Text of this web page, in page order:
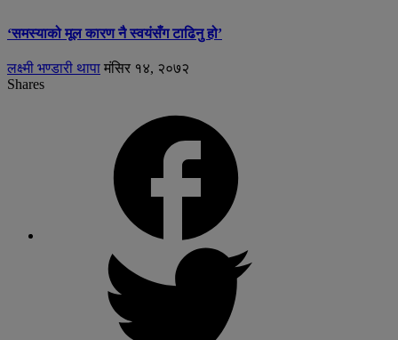
‘समस्याको मूल कारण नै स्वयंसँग टाढिनु हो’
लक्ष्मी भण्डारी थापा मंसिर १४, २०७२
Shares